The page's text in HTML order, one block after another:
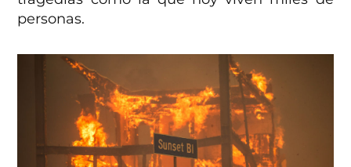
personas.